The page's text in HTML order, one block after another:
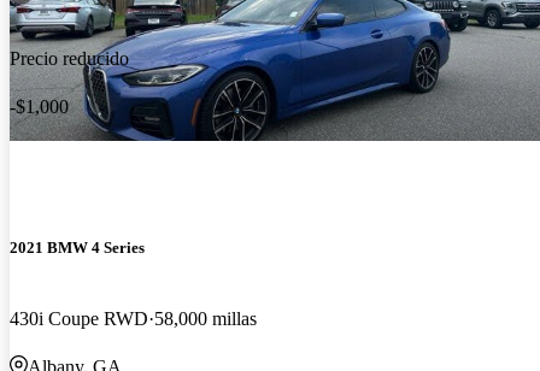
Precio reducido
-$1,000
2021 BMW 4 Series
430i Coupe RWD 58,000 millas
Albany, GA